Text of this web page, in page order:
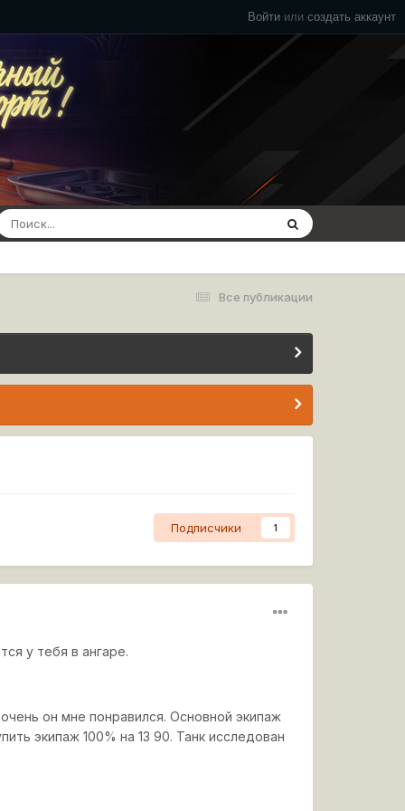
Войти или создать аккаунт
Все публикации
Подписчики 1
у тебя в ангаре.
он мне понравился. Основной экипаж
экипаж 100% на 13 90. Танк исследован